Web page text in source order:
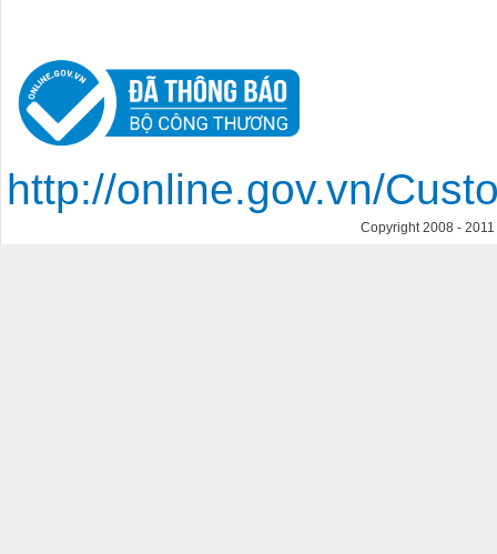
http://online.gov.vn/
Copyright 2008 - 2011